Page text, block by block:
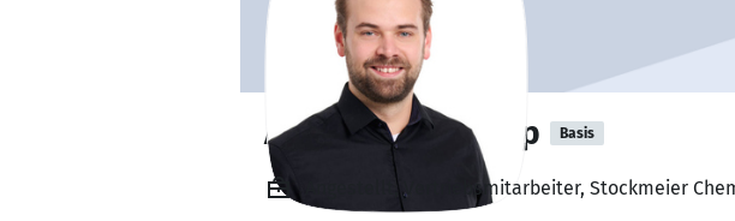
Andreas Feltkamp Basis
Angestellt, Vertriebsmitarbeiter, Stockmeier